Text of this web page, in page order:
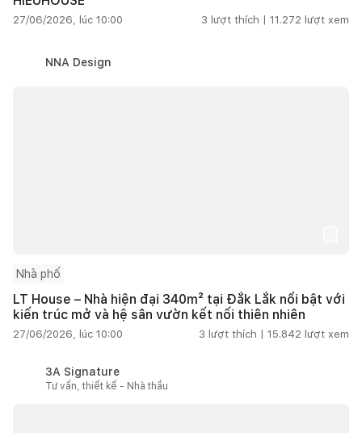
27/06/2026, lúc 10:00 3 lượt thích | 11.272 lượt xem
NNA Design
Nhà phố
LT House – Nhà hiện đại 340m² tại Đắk Lắk nổi bật với
kiến trúc mở và hệ sân vườn kết nối thiên nhiên
27/06/2026, lúc 10:00 3 lượt thích | 15.842 lượt xem
3A Signature
Tư vấn, thiết kế - Nhà thầu